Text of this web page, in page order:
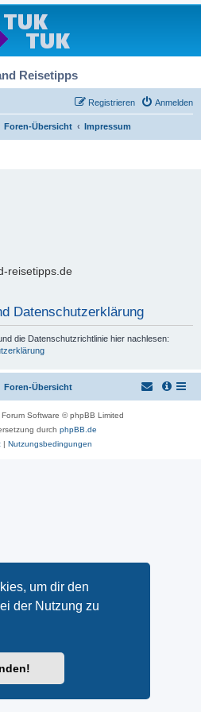
um dir den
der Nutzung zu
Reisetipps
Anmelden
Registrieren
Foren-Übersicht Impressum
reisetipps.de
Datenschutzerklärung
die Datenschutzrichtlinie hier nachlesen:
Foren-Übersicht
Software © phpBB Limited
durch phpBB.de
| Nutzungsbedingungen